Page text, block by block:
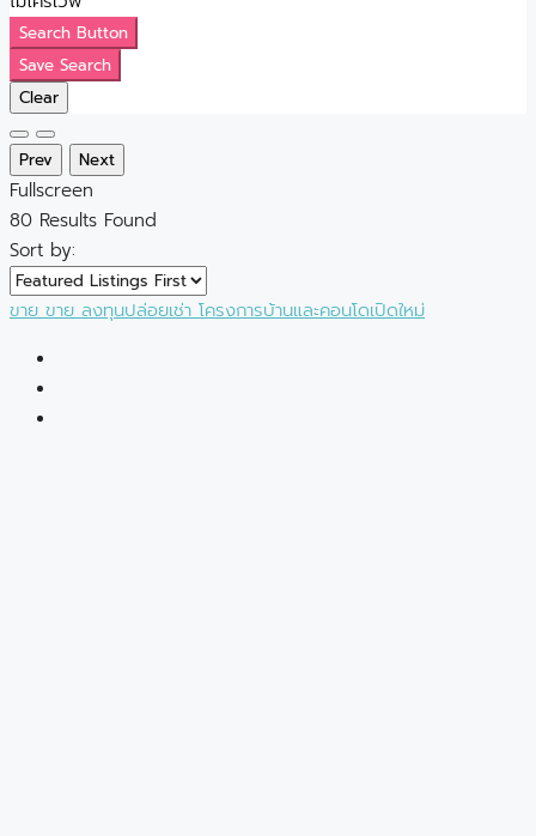
Search Button
Save Search
Clear
Prev Next
Fullscreen
80 Results Found
Sort by:
ขาย ขาย ลงทุนปล่อยเช่า โครงการบ้านและคอนโดเปิดใหม่